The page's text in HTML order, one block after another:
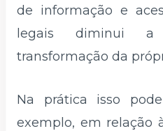
de informação e
legais diminui a
transformação da
Na prática isso
exemplo, em relação